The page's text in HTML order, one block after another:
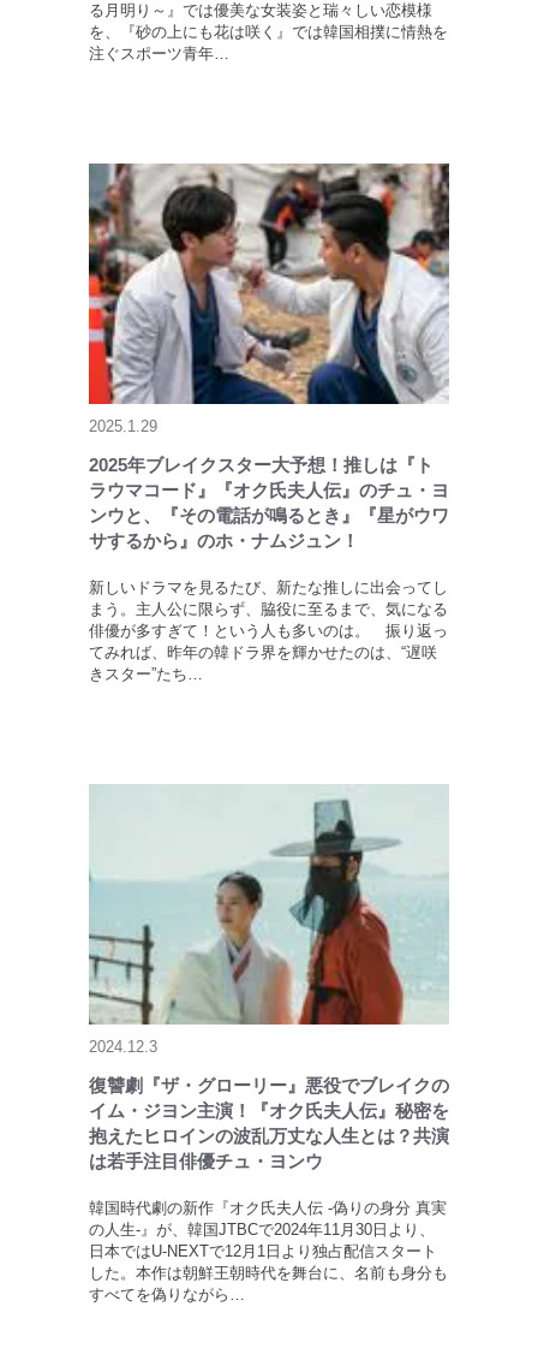
る月明り～』では優美な女装姿と瑞々しい恋模様
を、『砂の上にも花は咲く』では韓国相撲に情熱を
注ぐスポーツ青年…
2025.1.29
2025年ブレイクスター大予想！推しは『ト
ラウマコード』『オク氏夫人伝』のチュ・ヨ
ンウと、『その電話が鳴るとき』『星がウワ
サするから』のホ・ナムジュン！
新しいドラマを見るたび、新たな推しに出会ってし
まう。主人公に限らず、脇役に至るまで、気になる
俳優が多すぎて！という人も多いのは。 振り返っ
てみれば、昨年の韓ドラ界を輝かせたのは、“遅咲
きスター”たち…
2024.12.3
復讐劇『ザ・グローリー』悪役でブレイクの
イム・ジヨン主演！『オク氏夫人伝』秘密を
抱えたヒロインの波乱万丈な人生とは？共演
は若手注目俳優チュ・ヨンウ
韓国時代劇の新作『オク氏夫人伝 -偽りの身分 真実
の人生-』が、韓国JTBCで2024年11月30日より、
日本ではU-NEXTで12月1日より独占配信スタート
した。本作は朝鮮王朝時代を舞台に、名前も身分も
すべてを偽りながら…